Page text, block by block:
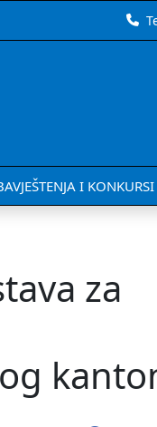
I KONKURSI
za